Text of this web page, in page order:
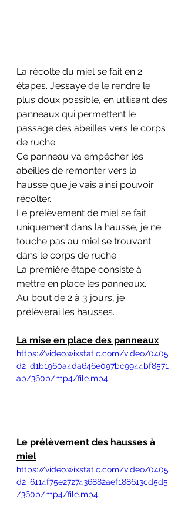
La récolte du miel se fait en 2
étapes. J’essaye de le rendre le
plus doux possible, en utilisant des
panneaux qui permettent le
passage des abeilles vers le corps
de ruche.
Ce panneau va empêcher les
abeilles de remonter vers la
hausse que je vais ainsi pouvoir
récolter.
Le prélèvement de miel se fait
uniquement dans la hausse, je ne
touche pas au miel se trouvant
dans le corps de ruche.
La première étape consiste à
mettre en place les panneaux.
Au bout de 2 à 3 jours, je
prélèverai les hausses.
La mise en place des panneaux
https://video.wixstatic.com/video/0405
d2_d1b1960a4da646e097bc9944bf8571
ab/360p/mp4/file.mp4
Le prélèvement des hausses à
miel
https://video.wixstatic.com/video/0405
d2_6114f75e2727436882aef188613cd5d5
/360p/mp4/file.mp4